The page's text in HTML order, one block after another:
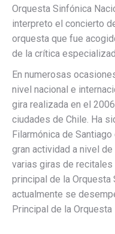
Orquesta Sinfónica
interpreto el concierto
orquesta que fue
de la crítica
En numerosas
nivel nacional e
gira realizada en el
ciudades de Chile. Ha
Filarmónica de
gran actividad a nivel
varias giras de
principal de la Orquesta
actualmente se
Principal de la